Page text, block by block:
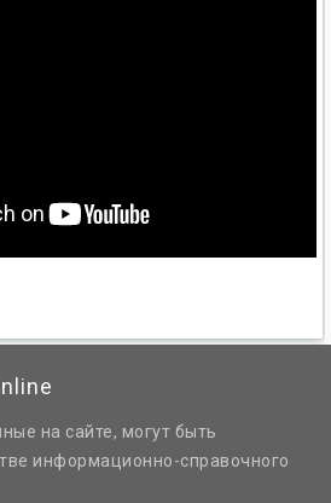
на сайте, могут быть
информационно-справочного